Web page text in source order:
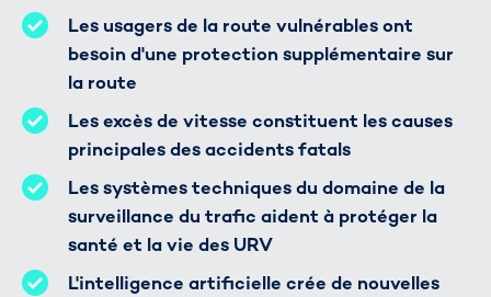
Les usagers de la route vulnérables ont
besoin d'une protection supplémentaire sur
la route
Les excès de vitesse constituent les causes
principales des accidents fatals
Les systèmes techniques du domaine de la
surveillance du trafic aident à protéger la
santé et la vie des URV
L'intelligence artificielle crée de nouvelles